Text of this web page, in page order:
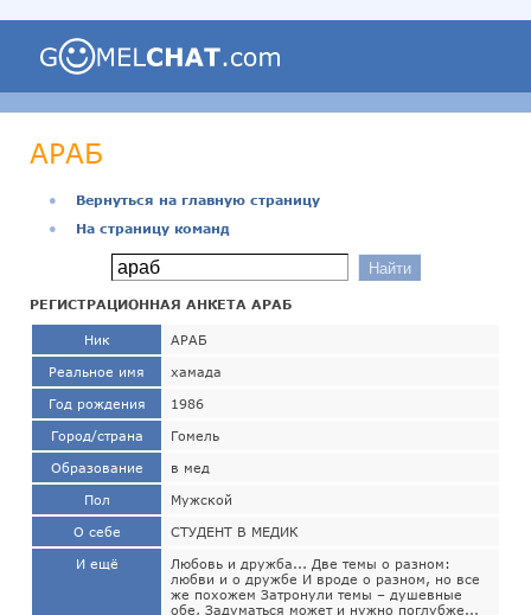
АРАБ
●
Вернуться на главную страницу
●
На страницу команд
РЕГИСТРАЦИОННАЯ АНКЕТА АРАБ
Ник АРАБ
Реальное имя хамада
Год рождения 1986
Город/страна Гомель
Образование в мед
Пол Мужской
О себе СТУДЕНТ В МЕДИК
И ещё
Любовь и дружба... Две темы о разном:
любви и о дружбе И вроде о разном, но все
же похожем Затронули темы – душевные
обе, Задуматься может и нужно поглубже...